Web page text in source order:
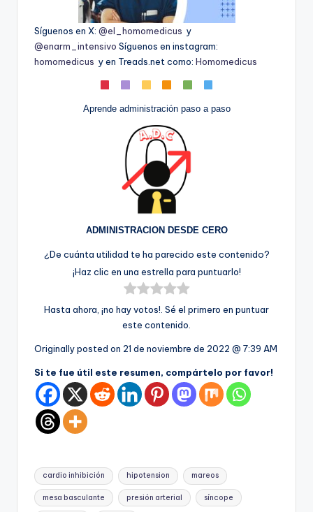
Síguenos en X: @el_homomedicus y
@enarm_intensivo Síguenos en instagram:
homomedicus y en Treads.net como: Homomedicus
Aprende administración paso a paso
ADMINISTRACION DESDE CERO
¿De cuánta utilidad te ha parecido este contenido?
¡Haz clic en una estrella para puntuarlo!
Hasta ahora, ¡no hay votos!. Sé el primero en puntuar
este contenido.
Originally posted on 21 de noviembre de 2022 @ 7:39 AM
Si te fue útil este resumen, compártelo por favor!
Etiquetas:
cardio inhibición hipotension mareos
mesa basculante presión arterial síncope